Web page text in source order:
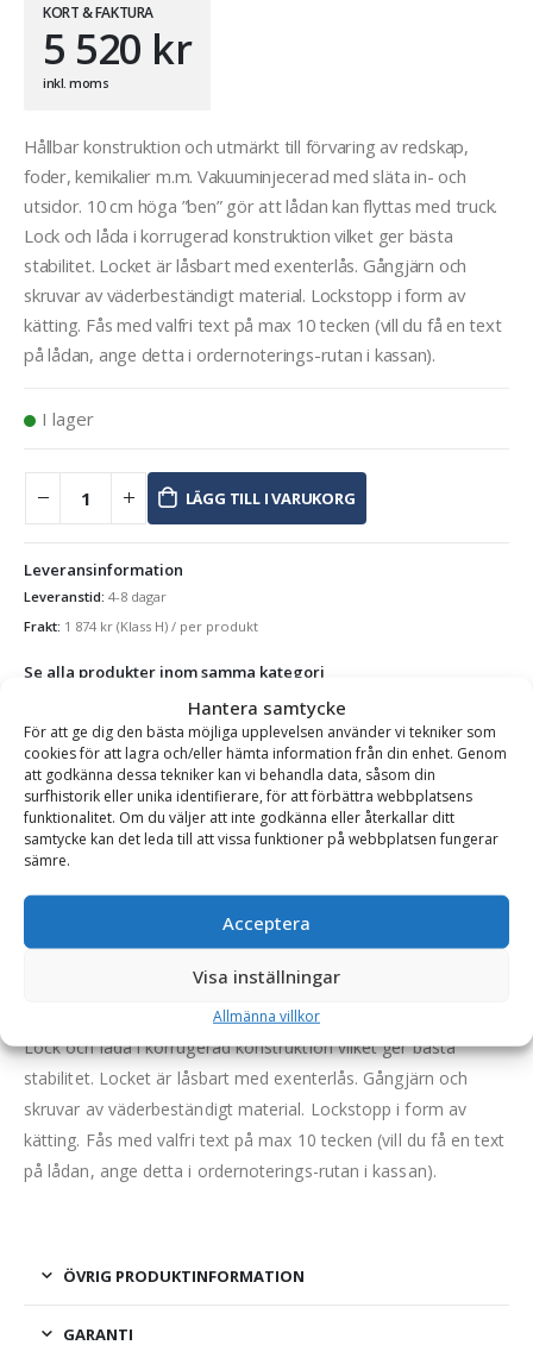
Hantera samtycke
För att ge dig den bästa möjliga upplevelsen använder vi tekniker som
cookies för att lagra och/eller hämta information från din enhet. Genom
att godkänna dessa tekniker kan vi behandla data, såsom din
surfhistorik eller unika identifierare, för att förbättra webbplatsens
funktionalitet. Om du väljer att inte godkänna eller återkallar ditt
samtycke kan det leda till att vissa funktioner på webbplatsen fungerar
sämre.
Acceptera
Visa inställningar
Allmänna villkor
KORT & FAKTURA
5 520 kr
inkl. moms
Hållbar konstruktion och utmärkt till förvaring av redskap,
foder, kemikalier m.m. Vakuuminjecerad med släta in- och
utsidor. 10 cm höga ”ben” gör att lådan kan flyttas med truck.
Lock och låda i korrugerad konstruktion vilket ger bästa
stabilitet. Locket är låsbart med exenterlås. Gångjärn och
skruvar av väderbeständigt material. Lockstopp i form av
kätting. Fås med valfri text på max 10 tecken (vill du få en text
på lådan, ange detta i ordernoterings-rutan i kassan).
I lager
LÄGG TILL I VARUKORG
Leveransinformation
Leveranstid: 4-8 dagar
Frakt: 1 874 kr (Klass H) / per produkt
Se alla produkter inom samma kategori
BESKRIVNING
Hållbar konstruktion och utmärkt till förvaring av redskap,
foder, kemikalier m.m. Vakuuminjecerad med släta in- och
utsidor. 10 cm höga ”ben” gör att lådan kan flyttas med truck.
Lock och låda i korrugerad konstruktion vilket ger bästa
stabilitet. Locket är låsbart med exenterlås. Gångjärn och
skruvar av väderbeständigt material. Lockstopp i form av
kätting. Fås med valfri text på max 10 tecken (vill du få en text
på lådan, ange detta i ordernoterings-rutan i kassan).
ÖVRIG PRODUKTINFORMATION
GARANTI